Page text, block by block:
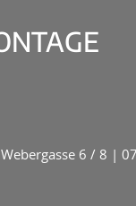
6 / 8 |